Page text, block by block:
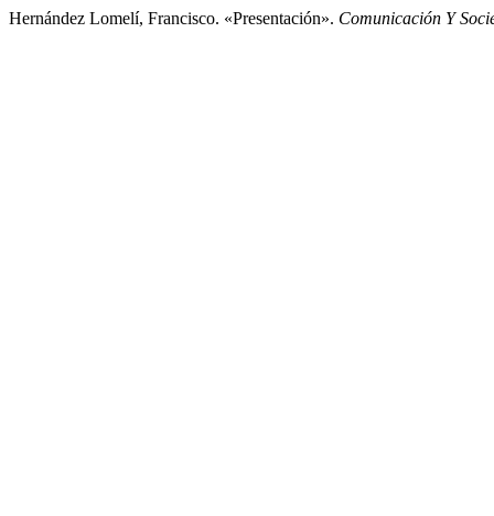
Hernández Lomelí, Francisco. «Presentación». Comunicación Y